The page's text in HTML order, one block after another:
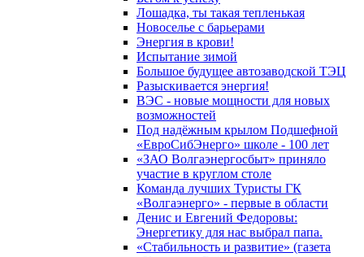
Лошадка, ты такая тепленькая
Новоселье с барьерами
Энергия в крови!
Испытание зимой
Большое будущее автозаводской ТЭЦ
Разыскивается энергия!
ВЭС - новые мощности для новых
возможностей
Под надёжным крылом Подшефной
«ЕвроСибЭнерго» школе - 100 лет
«ЗАО Волгаэнергосбыт» приняло
участие в круглом столе
Команда лучших Туристы ГК
«Волгаэнерго» - первые в области
Денис и Евгений Федоровы:
Энергетику для нас выбрал папа.
«Стабильность и развитие» (газета